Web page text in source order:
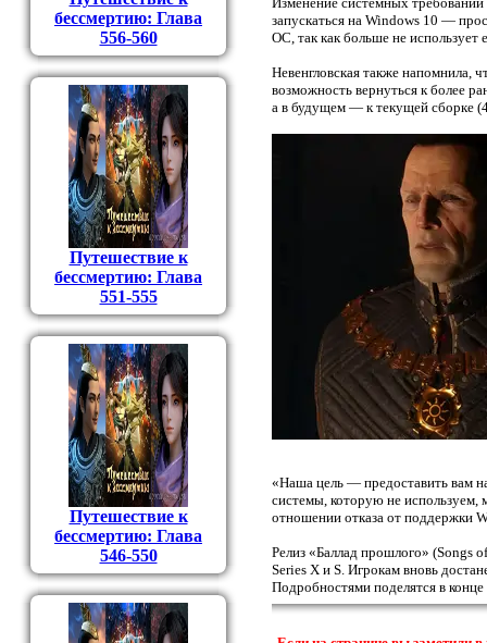
бессмертию: Глава
556-560
Путешествие к
бессмертию: Глава
551-555
Путешествие к
бессмертию: Глава
546-550
запускаться на Windows 10 —
ОС, так как больше не использует
Невенгловская также напомнила,
возможность вернуться к более
а в будущем — к текущей сборке
«Наша цель — предоставить вам
системы, которую не используем,
отношении отказа от поддержки
Релиз «Баллад прошлого» (Songs
Series X и S. Игрокам вновь
Подробностями поделятся в конце